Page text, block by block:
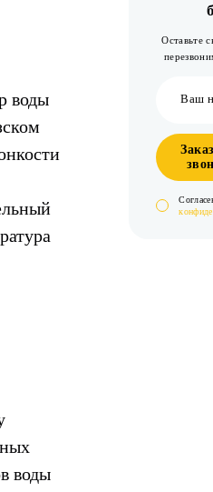
воды
воды
Оставьте